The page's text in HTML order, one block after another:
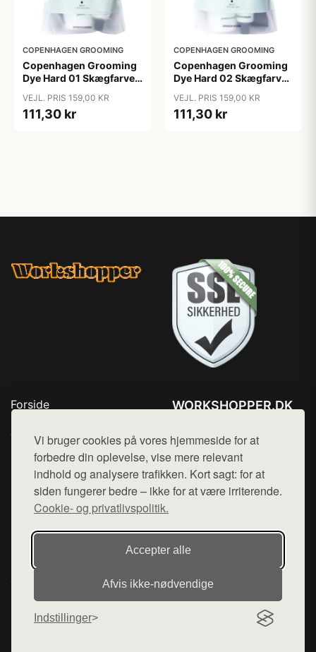
Vi bruger cookies på vores hjemmeside for at
forbedre din oplevelse, vise mere relevant
indhold og analysere trafikken. Kort sagt: for at
siden fungerer bedre – ikke for at være irriterende.
Cookie- og privatlivspolitik.
Accepter alle
Afvis ikke‑nødvendige
Indstillinger
COPENHAGEN GROOMING
Copenhagen Grooming
Dye Hard 01 Skægfarve
VEJL. PRIS 159,00 KR
111,30 kr
COPENHAGEN GROOMING
Copenhagen Grooming
Dye Hard 02 Skægfarve
VEJL. PRIS 159,00 KR
111,30 kr
Forside
Top Rabatter
Kontakt
WORKSHOPPER.DK
Mail: hej@want.dk
Cookie- og privatlivspolitik
Denne side er en del af want.dk, der udgiver en række
hjemmesider med præsentation af forskellige produkter fra
diverse webshops. Der sælges ikke varer fra denne side - vi
henviser til de shops, som sælger varen. Vi har heller ikke
varerne på lager.